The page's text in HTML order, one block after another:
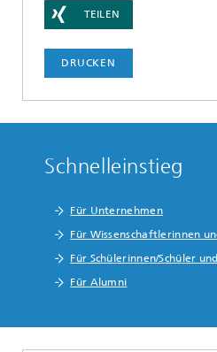
TEILEN
DRUCKEN
Schnelleinstieg
Für Unternehmen
Für Wissenschaftlerinnen
Für Schülerinnen/Schüler
Für Alumni